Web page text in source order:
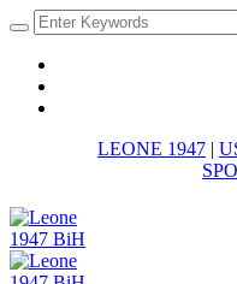
LEONE 1947 |